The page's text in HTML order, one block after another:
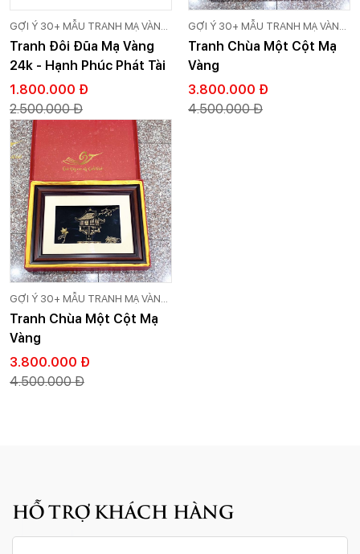
GỢI Ý 30+ MẪU TRANH MẠ VÀNG
24K CAO CẤP GOLD VIỆT
Tranh Đôi Đũa Mạ Vàng
24k - Hạnh Phúc Phát Tài
1.800.000 Đ
2.500.000 Đ
GỢI Ý 30+ MẪU TRANH MẠ VÀNG
24K CAO CẤP GOLD VIỆT
Tranh Chùa Một Cột Mạ
Vàng
3.800.000 Đ
4.500.000 Đ
GỢI Ý 30+ MẪU TRANH MẠ VÀNG
24K CAO CẤP GOLD VIỆT
Tranh Chùa Một Cột Mạ
Vàng
3.800.000 Đ
4.500.000 Đ
HỖ TRỢ KHÁCH HÀNG